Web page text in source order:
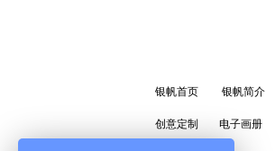
银帆首页 银帆简介
创意定制 电子画册